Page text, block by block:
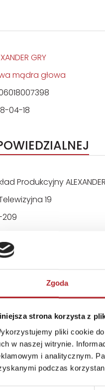
Zgoda
strona korzysta z
pliki cookie
w naszej witrynie.
i analitycznym.
podczas
GRY
mądra głowa
04-18
Produkcyjny
19